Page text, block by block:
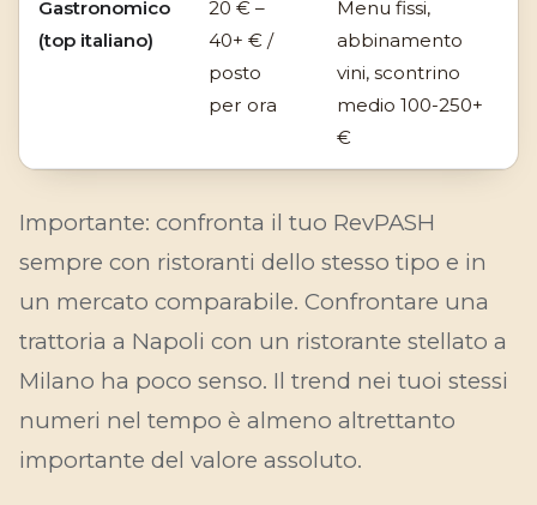
Gastronomico
(top italiano)
20 € –
40+ € /
posto
per ora
Menu fissi,
abbinamento
vini, scontrino
medio 100-250+
€
Importante: confronta il tuo RevPASH
sempre con ristoranti dello stesso tipo e in
un mercato comparabile. Confrontare una
trattoria a Napoli con un ristorante stellato a
Milano ha poco senso. Il trend nei tuoi stessi
numeri nel tempo è almeno altrettanto
importante del valore assoluto.